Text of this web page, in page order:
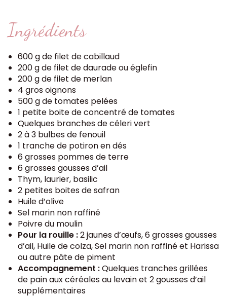
Ingrédients
600 g de filet de cabillaud
200 g de filet de daurade ou églefin
200 g de filet de merlan
4 gros oignons
500 g de tomates pelées
1 petite boite de concentré de tomates
Quelques branches de céleri vert
2 à 3 bulbes de fenouil
1 tranche de potiron en dés
6 grosses pommes de terre
6 grosses gousses d’ail
Thym, laurier, basilic
2 petites boites de safran
Huile d’olive
Sel marin non raffiné
Poivre du moulin
Pour la rouille :2 jaunes d’œufs, 6 grosses gousses
d’ail, Huile de colza, Sel marin non raffiné et Harissa
ou autre pâte de piment
Accompagnement :Quelques tranches grillées
de pain aux céréales au levain et 2 gousses d’ail
supplémentaires